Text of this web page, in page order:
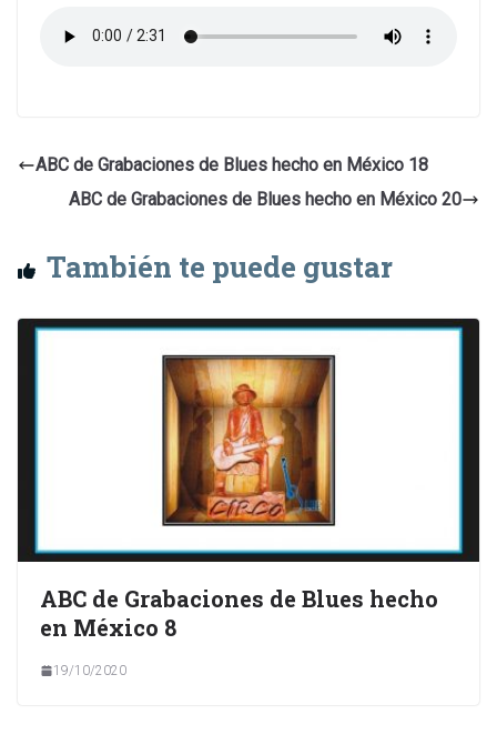
ABC de Grabaciones de Blues hecho en México 18
ABC de Grabaciones de Blues hecho en México 20
También te puede gustar
ABC de Grabaciones de Blues hecho
en México 8
19/10/2020